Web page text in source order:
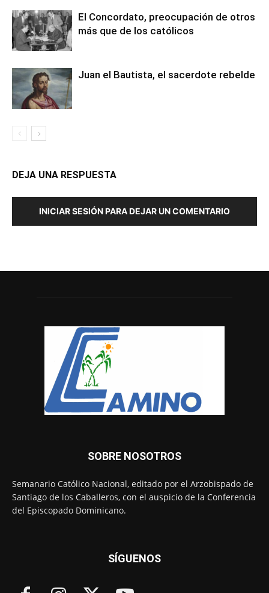
El Concordato, preocupación de otros
más que de los católicos
Juan el Bautista, el sacerdote rebelde
DEJA UNA RESPUESTA
INICIAR SESIÓN PARA DEJAR UN COMENTARIO
SOBRE NOSOTROS
Semanario Católico Nacional, editado por el Arzobispado de
Santiago de los Caballeros, con el auspicio de la Conferencia
del Episcopado Dominicano.
SÍGUENOS